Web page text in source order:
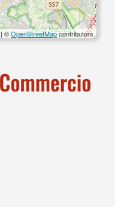
| ©OpenStreetMapcontributors